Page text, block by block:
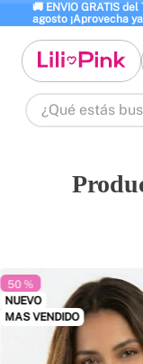
🚚 ENVIO GRATIS
agosto ¡Aprovecha
¿Qué estás
termo
50 %
NUEVO
MAS VENDIDO